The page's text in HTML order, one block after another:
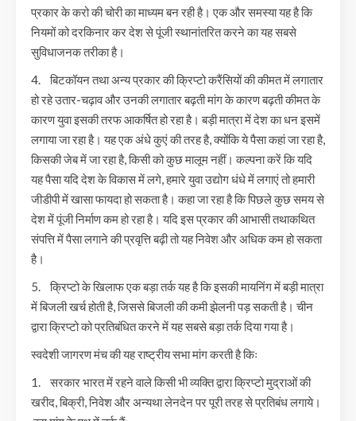
प्रकार के करो की चोरी का माध्यम बन रही है। एक और समस्या यह है कि
नियमों को दरकिनार कर देश से पूंजी स्थानांतरित करने का यह सबसे
सुविधाजनक तरीका है।
4. बिटकॉयन तथा अन्य प्रकार की क्रिप्टो करैंसियों की कीमत में लगातार
हो रहे उतार-चढ़ाव और उनकी लगातार बढ़ती मांग के कारण बढ़ती कीमत के
कारण युवा इसकी तरफ आकर्षित हो रहा है। बड़ी मात्रा में देश का धन इसमें
लगाया जा रहा है। यह एक अंधे कुएं की तरह है, क्योंकि ये पैसा कहां जा रहा है,
किसकी जेब में जा रहा है, किसी को कुछ मालूम नहीं। कल्पना करें कि यदि
यह पैसा यदि देश के विकास में लगे, हमारे युवा उद्योग धंधे में लगाएं तो हमारी
जीडीपी में खासा फायदा हो सकता है। कहा जा रहा है कि पिछले कुछ समय से
देश में पूंजी निर्माण कम हो रहा है। यदि इस प्रकार की आभासी तथाकथित
संपत्ति में पैसा लगाने की प्रवृत्ति बढ़ी तो यह निवेश और अधिक कम हो सकता
है।
5. क्रिप्टो के खिलाफ एक बड़ा तर्क यह है कि इसकी मायनिंग में बड़ी मात्रा
में बिजली खर्च होती है, जिससे बिजली की कमी झेलनी पड़ सकती है। चीन
द्वारा क्रिप्टो को प्रतिबंधित करने में यह सबसे बड़ा तर्क दिया गया है।
स्वदेशी जागरण मंच की यह राष्ट्रीय सभा मांग करती है किः
1. सरकार भारत में रहने वाले किसी भी व्यक्ति द्वारा क्रिप्टो मुद्राओं की
खरीद, बिक्री, निवेश और अन्यथा लेनदेन पर पूरी तरह से प्रतिबंध लगाये।